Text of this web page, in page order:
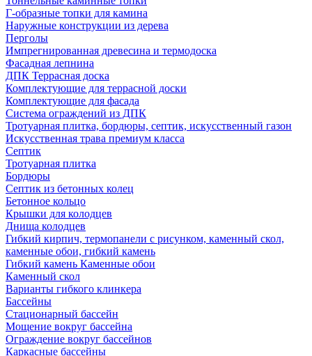
Г-образные топки для камина
Наружные конструкции из дерева
Перголы
Импрегнированная древесина и термодоска
Фасадная лепнина
ДПК Террасная доска
Комплектующие для террасной доски
Комплектующие для фасада
Система ограждений из ДПК
Тротуарная плитка, бордюры, септик, искусственный газон
Искусственная трава премиум класса
Септик
Тротуарная плитка
Бордюры
Септик из бетонных колец
Бетонное кольцо
Крышки для колодцев
Днища колодцев
Гибкий кирпич, термопанели с рисунком, каменный скол,
каменные обои, гибкий камень
Гибкий камень Каменные обои
Каменный скол
Варианты гибкого клинкера
Бассейны
Стационарный бассейн
Мощение вокруг бассейна
Ограждение вокруг бассейнов
Каркасные бассейны